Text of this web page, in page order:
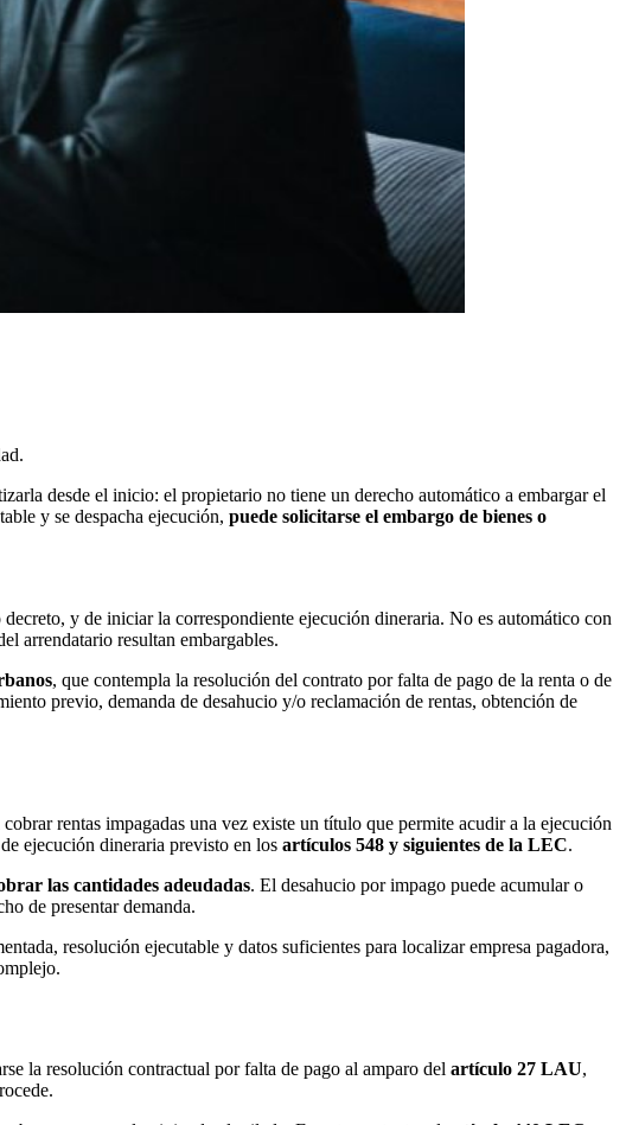
desde el inicio: el propietario no tiene un derecho automático a embargar el
y se despacha ejecución, puede solicitarse el embargo de bienes o
y de iniciar la correspondiente ejecución dineraria. No es automático con
arrendatario resultan embargables.
, que contempla la resolución del contrato por falta de pago de la renta o de
previo, demanda de desahucio y/o reclamación de rentas, obtención de
cobrar rentas impagadas una vez existe un título que permite acudir a la ejecución
ejecución dineraria previsto en los artículos 548 y siguientes de la LEC.
las cantidades adeudadas. El desahucio por impago puede acumular o
de presentar demanda.
resolución ejecutable y datos suficientes para localizar empresa pagadora,
la resolución contractual por falta de pago al amparo del artículo 27 LAU,